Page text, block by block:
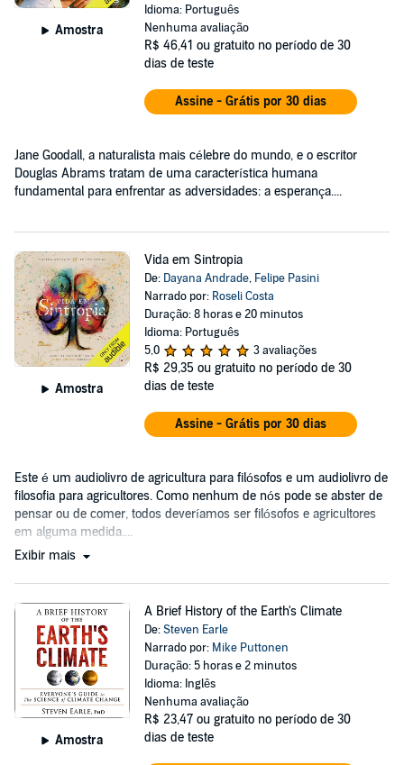
Amostra
Idioma: Português
Nenhuma avaliação
R$ 46,41 ou gratuito no período de 30
dias de teste
Assine - Grátis por 30 dias
Jane Goodall, a naturalista mais célebre do mundo, e o escritor
Douglas Abrams tratam de uma característica humana
fundamental para enfrentar as adversidades: a esperança....
Amostra
Vida em Sintropia
De: Dayana Andrade, Felipe Pasini
Narrado por: Roseli Costa
Duração: 8 horas e 20 minutos
Idioma: Português
5,0
3 avaliações
R$ 29,35 ou gratuito no período de 30
dias de teste
Assine - Grátis por 30 dias
Este é um audiolivro de agricultura para filósofos e um audiolivro de
filosofia para agricultores. Como nenhum de nós pode se abster de
pensar ou de comer, todos deveríamos ser filósofos e agricultores
em alguma medida....
Exibir mais
Amostra
A Brief History of the Earth's Climate
De:Steven Earle
Narrado por: Mike Puttonen
Duração: 5 horas e 2 minutos
Idioma: Inglês
Nenhuma avaliação
R$ 23,47 ou gratuito no período de 30
dias de teste